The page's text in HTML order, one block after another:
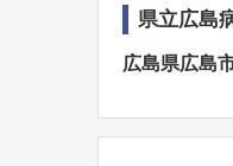
県立広島
広島県広島